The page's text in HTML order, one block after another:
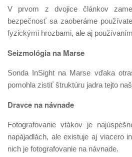
V prvom z dvojice článkov
bezpečnosť sa zaoberáme
fyzickými hrozbami, ale aj
Seizmológia na Marse
Sonda InSight na Marse vďaka
pomohla zistiť štruktúru jadra tejto
Dravce na návnade
Fotografovanie vtákov je
napájadlách, ale existuje aj viacero
nich je fotografovanie na návnade.